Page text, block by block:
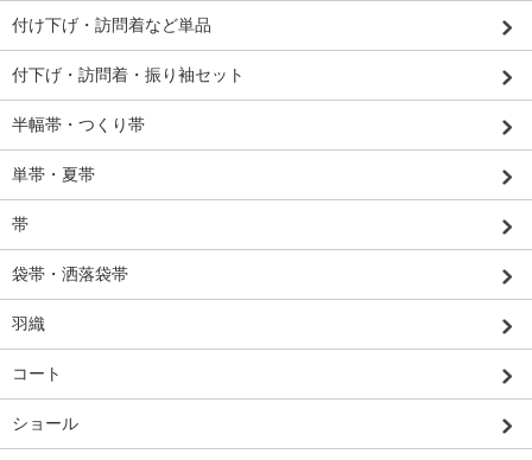
付け下げ・訪問着など単品
付下げ・訪問着・振り袖セット
半幅帯・つくり帯
単帯・夏帯
帯
袋帯・洒落袋帯
羽織
コート
ショール